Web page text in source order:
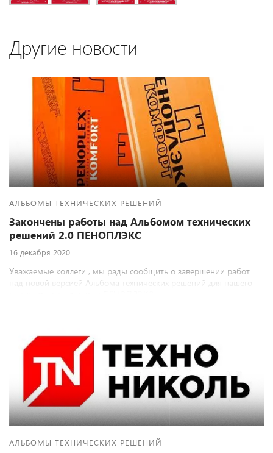
Другие новости
АЛЬБОМЫ ТЕХНИЧЕСКИХ РЕШЕНИЙ
Закончены работы над Альбомом технических
решений 2.0 ПЕНОПЛЭКС
16 декабря 2020
Уважаемые коллеги , мы рады сообщить о завершении работ
над новой версией Альбома технических решений для нашего
АЛЬБОМЫ ТЕХНИЧЕСКИХ РЕШЕНИЙ